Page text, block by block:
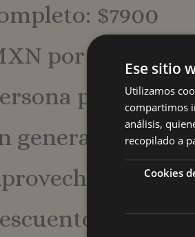
$7900
por
público
general.
por
Ese sitio
Utilizamos
compartimos
análisis,
recopilado a
Cookies